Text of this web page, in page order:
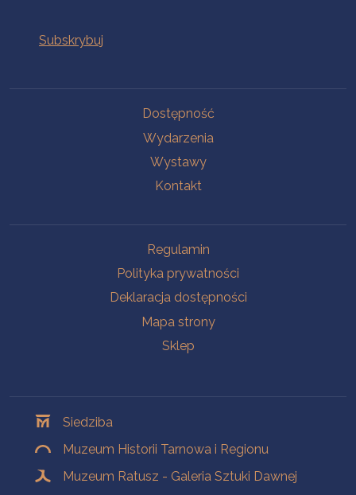
Dostępność
Wydarzenia
Wystawy
Kontakt
Regulamin
Polityka prywatności
Deklaracja dostępności
Mapa strony
Sklep
Siedziba
Muzeum Historii Tarnowa i Regionu
Muzeum Ratusz - Galeria Sztuki Dawnej